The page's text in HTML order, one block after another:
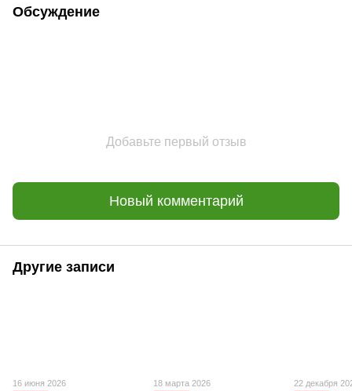
Обсуждение
Добавьте первый отзыв
Новый комментарий
Другие записи
16 июня 2026 18 марта 2026 22 декабря